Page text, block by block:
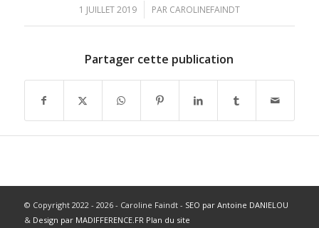
1 JUILLET 2019
/ PAR CAROLINEFAINDT
Partager cette publication
© Copyright 2022 - 2026 - Caroline Faindt - SEO par Antoine DANIELOU
& Design par MADIFFERENCE.FR Plan du site